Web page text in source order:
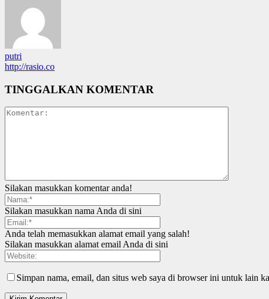
putri
http://rasio.co
TINGGALKAN KOMENTAR
Silakan masukkan komentar anda!
Silakan masukkan nama Anda di sini
Anda telah memasukkan alamat email yang salah!
Silakan masukkan alamat email Anda di sini
Simpan nama, email, dan situs web saya di browser ini untuk lain